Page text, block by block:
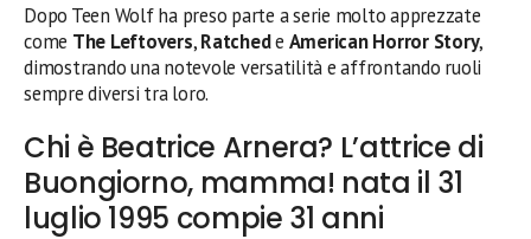
Dopo Teen Wolf ha preso parte a serie molto apprezzate
come The Leftovers,Ratchede American Horror Story,
dimostrando una notevole versatilità e affrontando ruoli
sempre diversi tra loro.
Chi è Beatrice Arnera? L’attrice di
Buongiorno, mamma! nata il 31
luglio 1995 compie 31 anni